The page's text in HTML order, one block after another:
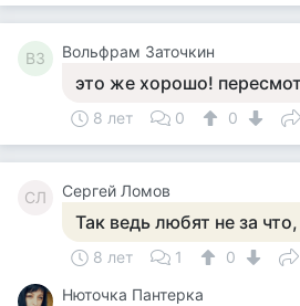
ВЗ Вольфрам Заточкин
это же хорошо!
8 лет 0 0
СЛ Сергей Ломов
Так ведь любят не за
8 лет 1
0
Нюточка Пантерка